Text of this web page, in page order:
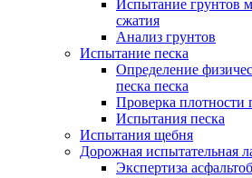
Испытание грунтов
сжатия
Анализ грунтов
Испытание песка
Определение
песка песка
Проверка плотности
Испытания песка
Испытания щебня
Дорожная испытательная
Экспертиза